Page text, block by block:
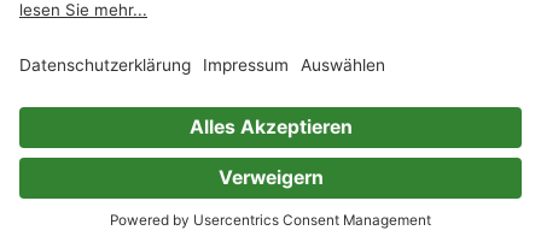
A Kiss of Fire and Snow
Märchenhafte Strangers-to-Lovers-Fantasy
Britta Strauss
8 Bewertungen